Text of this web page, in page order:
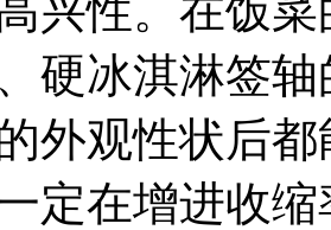
兴性。在饭
硬冰淇淋签
外观性状后
定在增进收